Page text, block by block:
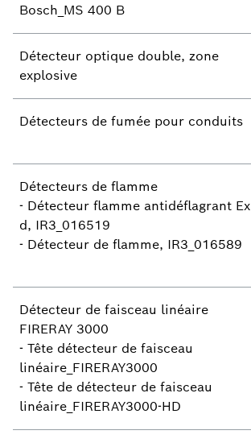
Bosch_MS 400 B
Détecteur optique double, zone
explosive
Détecteurs de fumée pour conduits
Détecteurs de flamme
- Détecteur flamme antidéflagrant Ex
d, IR3_016519
- Détecteur de flamme, IR3_016589
Détecteur de faisceau linéaire
FIRERAY 3000
- Tête détecteur de faisceau
linéaire_FIRERAY3000
- Tête de détecteur de faisceau
linéaire_FIRERAY3000-HD